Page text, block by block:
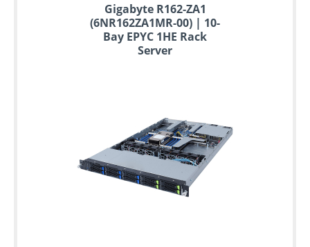
Gigabyte R162-ZA1
(6NR162ZA1MR-00) | 10-
Bay EPYC 1HE Rack
Server